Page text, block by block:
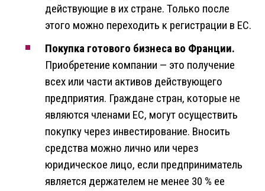
действующие в их стране. Только после
этого можно переходить к регистрации в ЕС.
Покупка готового бизнеса во Франции.
Приобретение компании — это получение
всех или части активов действующего
предприятия. Граждане стран, которые не
являются членами ЕС, могут осуществить
покупку через инвестирование. Вносить
средства можно лично или через
юридическое лицо, если предприниматель
является держателем не менее 30 % ее